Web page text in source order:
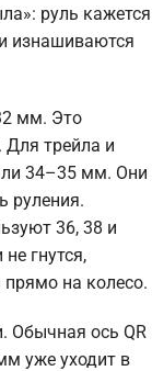
руль кажется
изнашиваются
мм. Это
трейла и
34–35 мм. Они
руления.
36, 38 и
гнутся,
на колесо.
Обычная ось QR
уже уходит в